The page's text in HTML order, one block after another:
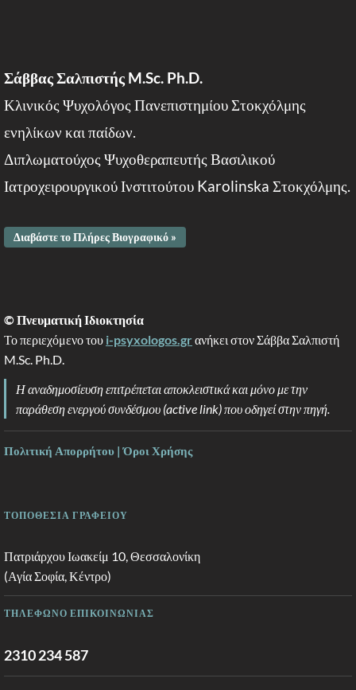
Σάββας Σαλπιστής M.Sc. Ph.D.
Κλινικός Ψυχολόγος Πανεπιστημίου Στοκχόλμης
ενηλίκων και παίδων.
Διπλωματούχος Ψυχοθεραπευτής Βασιλικού
Ιατροχειρουργικού Ινστιτούτου Karolinska Στοκχόλμης.
Διαβάστε το Πλήρες Βιογραφικό »
© Πνευματική Ιδιοκτησία
Το περιεχόμενο του i-psyxologos.grανήκει στον Σάββα Σαλπιστή
M.Sc. Ph.D.
Η αναδημοσίευση επιτρέπεται αποκλειστικά και μόνο με την
παράθεση ενεργού συνδέσμου (active link) που οδηγεί στην πηγή.
Πολιτική Απορρήτου | Όροι Χρήσης
ΤΟΠΟΘΕΣΙΑ ΓΡΑΦΕΙΟΥ
Πατριάρχου Ιωακείμ 10, Θεσσαλονίκη
(Αγία Σοφία, Κέντρο)
ΤΗΛΕΦΩΝΟ ΕΠΙΚΟΙΝΩΝΙΑΣ
2310 234 587